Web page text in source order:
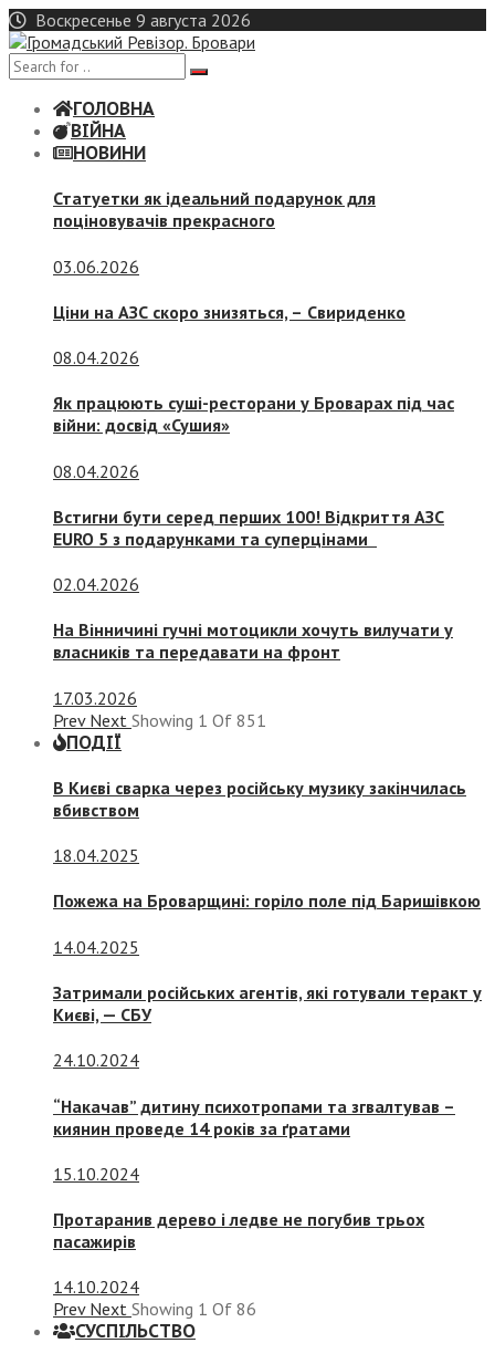
Skip
to
content
Воскресенье 9 августа 2026
ГОЛОВНА
ВІЙНА
НОВИНИ
Статуетки як ідеальний подарунок для
поціновувачів прекрасного
03.06.2026
Ціни на АЗС скоро знизяться, – Свириденко
08.04.2026
Як працюють суші-ресторани у Броварах під час
війни: досвід «Сушия»
08.04.2026
Встигни бути серед перших 100! Відкриття АЗС
EURO 5 з подарунками та суперцінами
02.04.2026
На Вінничині гучні мотоцикли хочуть вилучати у
власників та передавати на фронт
17.03.2026
Prev Next Showing 1 Of 851
ПОДІЇ
В Києві сварка через російську музику закінчилась
вбивством
18.04.2025
Пожежа на Броварщині: горіло поле під Баришівкою
14.04.2025
Затримали російських агентів, які готували теракт у
Києві, — СБУ
24.10.2024
“Накачав” дитину психотропами та згвалтував –
киянин проведе 14 років за ґратами
15.10.2024
Протаранив дерево і ледве не погубив трьох
пасажирів
14.10.2024
Prev Next Showing 1 Of 86
СУСПIЛЬСТВО